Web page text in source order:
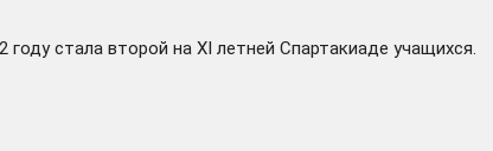
стала второй на XI летней Спартакиаде учащихся.